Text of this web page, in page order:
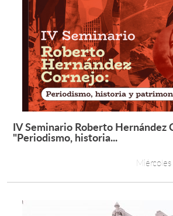
IV Seminario Roberto Hernández
"Periodismo, historia...